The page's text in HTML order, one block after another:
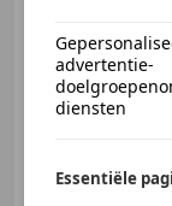
diensten
Essentiële